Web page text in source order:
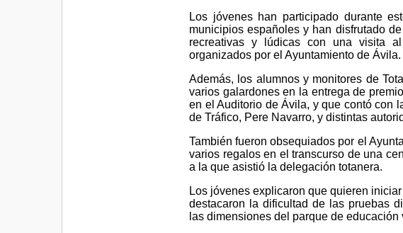
Los jóvenes han participado durante
municipios españoles y han disfrutado
recreativas y lúdicas con una visita al
organizados por el Ayuntamiento de Ávila.
Además, los alumnos y monitores de
varios galardones en la entrega de
en el Auditorio de Ávila, y que contó con
de Tráfico, Pere Navarro, y distintas
También fueron obsequiados por el
varios regalos en el transcurso de una
a la que asistió la delegación totanera.
Los jóvenes explicaron que quieren
destacaron la dificultad de las pruebas
las dimensiones del parque de educación